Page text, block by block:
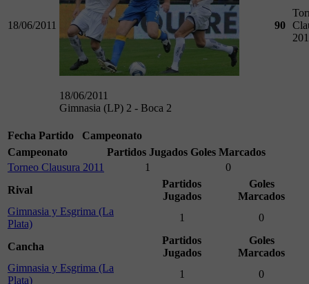
18/06/2011
18/06/2011
Gimnasia (LP) 2 - Boca 2
90
Fecha Partido
Campeonato
Campeonato
Partidos Jugados Goles Marcados
Torneo Clausura 2011
1
0
Rival
Partidos
Jugados
Goles
Marcados
Gimnasia y Esgrima (La
Plata)
1 0
Cancha
Partidos
Jugados
Goles
Marcados
Gimnasia y Esgrima (La
Plata)
1 0